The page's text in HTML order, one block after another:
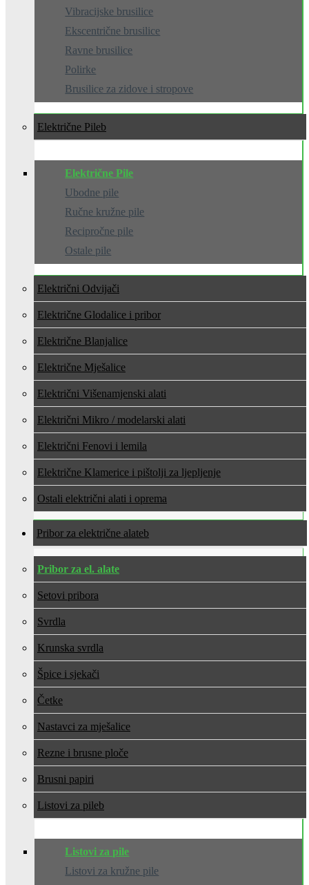
Vibracijske brusilice
Ekscentrične brusilice
Ravne brusilice
Polirke
Brusilice za zidove i stropove
Električne Pile
Električne Pile
Ubodne pile
Ručne kružne pile
Recipročne pile
Ostale pile
Električni Odvijači
Električne Glodalice i pribor
Električne Blanjalice
Električne Mješalice
Električni Višenamjenski alati
Električni Mikro / modelarski alati
Električni Fenovi i lemila
Električne Klamerice i pištolji za ljepljenje
Ostali električni alati i oprema
Pribor za električne alate
Pribor za el. alate
Setovi pribora
Svrdla
Krunska svrdla
Špice i sjekači
Četke
Nastavci za mješalice
Rezne i brusne ploče
Brusni papiri
Listovi za pile
Listovi za pile
Listovi za kružne pile